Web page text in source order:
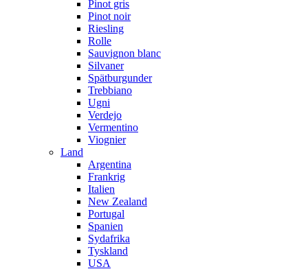
Pinot gris
Pinot noir
Riesling
Rolle
Sauvignon blanc
Silvaner
Spätburgunder
Trebbiano
Ugni
Verdejo
Vermentino
Viognier
Land
Argentina
Frankrig
Italien
New Zealand
Portugal
Spanien
Sydafrika
Tyskland
USA